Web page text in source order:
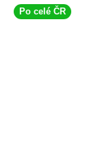
Po celé ČR